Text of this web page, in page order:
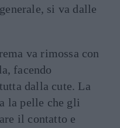
si va dalle
va rimossa con
facendo
dalla cute. La
la pelle che gli
il contatto e